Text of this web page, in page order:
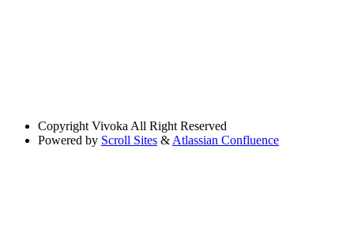
Copyright Vivoka All Right Reserved
Powered by Scroll Sites & Atlassian Confluence